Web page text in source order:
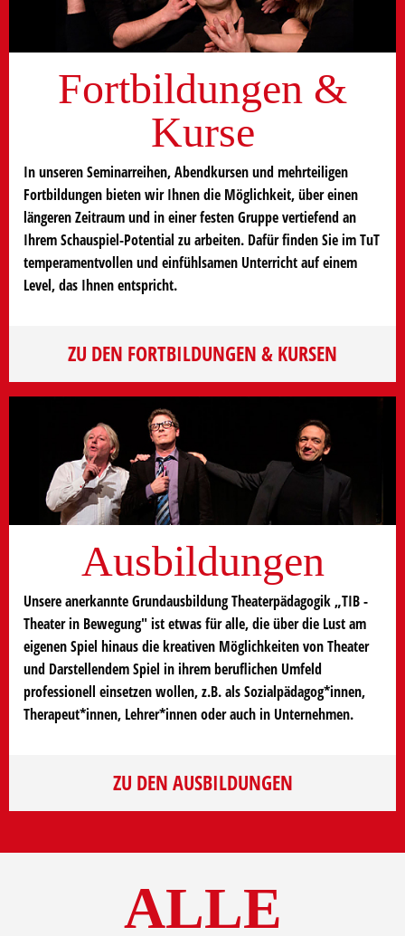
Fortbildungen &
Kurse
In unseren Seminarreihen, Abendkursen und mehrteiligen
Fortbildungen bieten wir Ihnen die Möglichkeit, über einen
längeren Zeitraum und in einer festen Gruppe vertiefend an
Ihrem Schauspiel-Potential zu arbeiten. Dafür finden Sie im TuT
temperamentvollen und einfühlsamen Unterricht auf einem
Level, das Ihnen entspricht.
ZU DEN FORTBILDUNGEN & KURSEN
Ausbildungen
Unsere anerkannte Grundausbildung Theaterpädagogik „TIB -
Theater in Bewegung" ist etwas für alle, die über die Lust am
eigenen Spiel hinaus die kreativen Möglichkeiten von Theater
und Darstellendem Spiel in ihrem beruflichen Umfeld
professionell einsetzen wollen, z.B. als Sozialpädagog*innen,
Therapeut*innen, Lehrer*innen oder auch in Unternehmen.
ZU DEN AUSBILDUNGEN
ALLE